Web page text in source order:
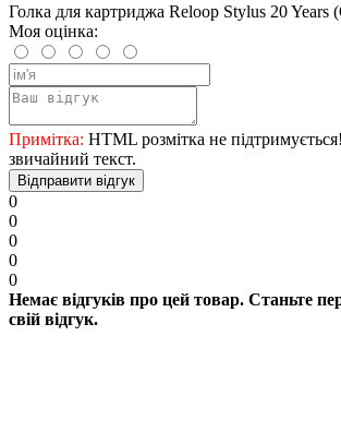
Голка для картриджа Reloop Stylus 20 Years
Моя оцінка:
Примітка: HTML розмітка не
звичайний текст.
Відправити відгук
0
0
0
0
0
Немає відгуків про цей товар. Станьте
свій відгук.